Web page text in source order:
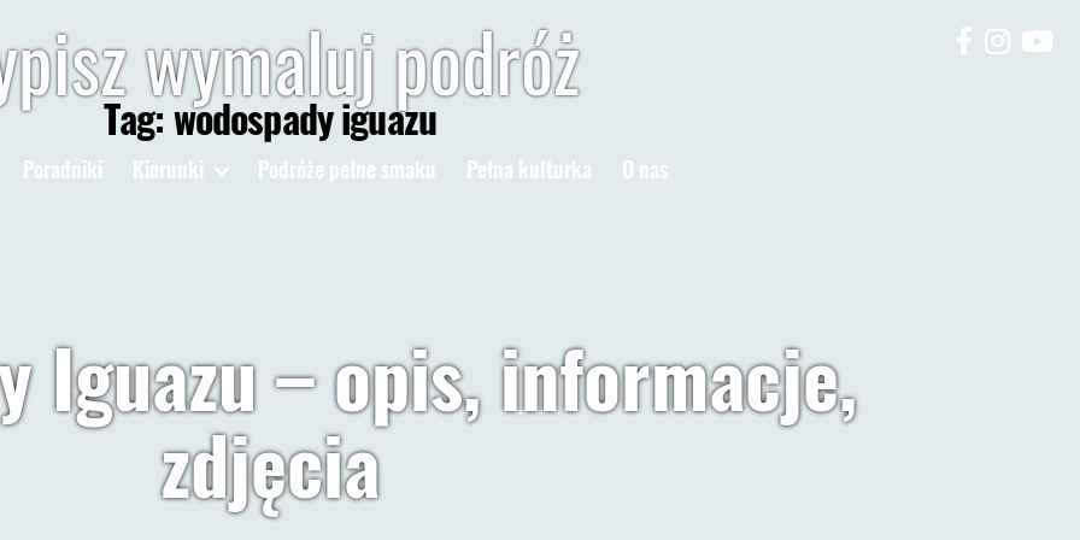
wymaluj podróż
Poradniki Kierunki Podróże pełne smaku Pełna kulturka O nas
Tag:wodospady iguazu
Iguazu – opis, informacje,
zdjęcia